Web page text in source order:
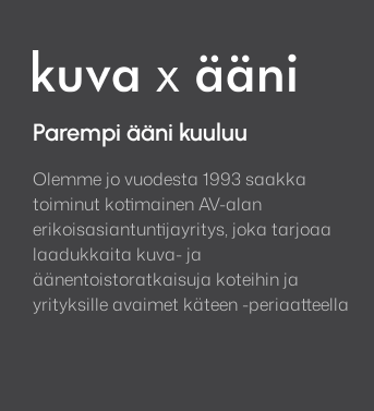
Parempi ääni kuuluu
Olemme jo vuodesta 1993 saakka
toiminut kotimainen AV-alan
erikoisasiantuntijayritys, joka tarjoaa
laadukkaita kuva- ja
äänentoistoratkaisuja koteihin ja
yrityksille avaimet käteen -periaatteella